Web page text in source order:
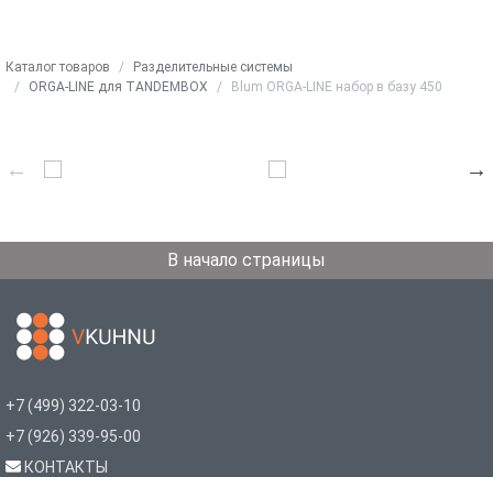
Каталог товаров
Разделительные системы
ORGA-LINE для TANDEMBOX
Blum ORGA-LINE набор в базу 450
В начало страницы
+7 (499) 322-03-10
+7 (926) 339-95-00
КОНТАКТЫ